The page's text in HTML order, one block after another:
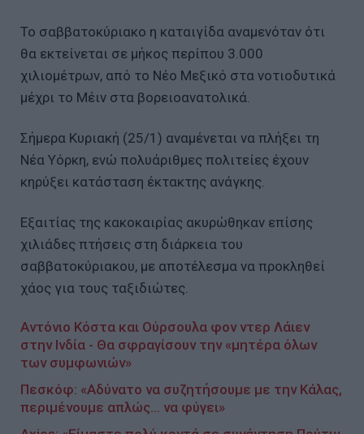
Το σαββατοκύριακο η καταιγίδα αναμενόταν ότι
θα εκτείνεται σε μήκος περίπου 3.000
χιλιομέτρων, από το Νέο Μεξικό στα νοτιοδυτικά
μέχρι το Μέιν στα βορειοανατολικά.
Σήμερα Κυριακή (25/1) αναμένεται να πλήξει τη
Νέα Υόρκη, ενώ πολυάριθμες πολιτείες έχουν
κηρύξει κατάσταση έκτακτης ανάγκης.
Εξαιτίας της κακοκαιρίας ακυρώθηκαν επίσης
χιλιάδες πτήσεις στη διάρκεια του
σαββατοκύριακου, με αποτέλεσμα να προκληθεί
χάος για τους ταξιδιώτες.
Αντόνιο Κόστα και Ούρσουλα φον ντερ Λάιεν
στην Ινδία - Θα σφραγίσουν την «μητέρα όλων
των συμφωνιών»
Πεσκόφ: «Αδύνατο να συζητήσουμε με την Κάλας,
περιμένουμε απλώς... να φύγει»